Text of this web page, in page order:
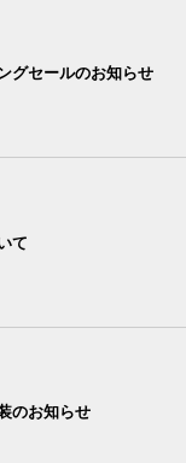
グセールのお知らせ
て
のお知らせ